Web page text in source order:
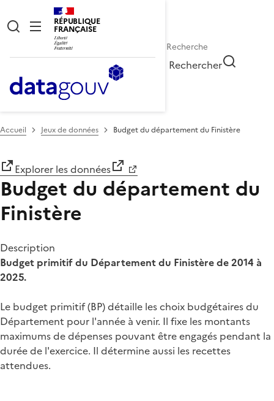
RÉPUBLIQUE
FRANÇAISE
Rechercher
Accueil Jeux de données Budget du département du Finistère
Explorer les données
Budget du département du
Finistère
Description
Budget primitif du Département du Finistère de 2014 à
2025.
Le budget primitif (BP) détaille les choix budgétaires du
Département pour l'année à venir. Il fixe les montants
maximums de dépenses pouvant être engagés pendant la
durée de l'exercice. Il détermine aussi les recettes
attendues.